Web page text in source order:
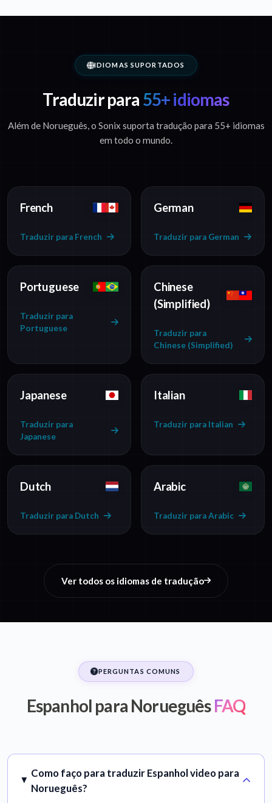
IDIOMAS SUPORTADOS
Traduzir para 55+ idiomas
Além de Norueguês, o Sonix suporta tradução para 55+ idiomas
em todo o mundo.
French
Traduzir para French
German
Traduzir para German
Portuguese
Traduzir para
Portuguese
Chinese
(Simplified)
Traduzir para
Chinese (Simplified)
Japanese
Traduzir para
Japanese
Italian
Traduzir para Italian
Dutch
Traduzir para Dutch
Arabic
Traduzir para Arabic
Ver todos os idiomas de tradução
PERGUNTAS COMUNS
Espanhol para NorueguêsFAQ
Como faço para traduzir Espanhol video para
Norueguês?